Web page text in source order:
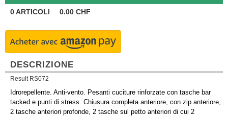
0ARTICOLI 0.00 CHF
DESCRIZIONE
Result RS072
Idrorepellente. Anti-vento. Pesanti cuciture rinforzate con tasche bar
tacked e punti di stress. Chiusura completa anteriore, con zip anteriore,
2 tasche anteriori profonde, 2 tasche sul petto anteriori di cui 2